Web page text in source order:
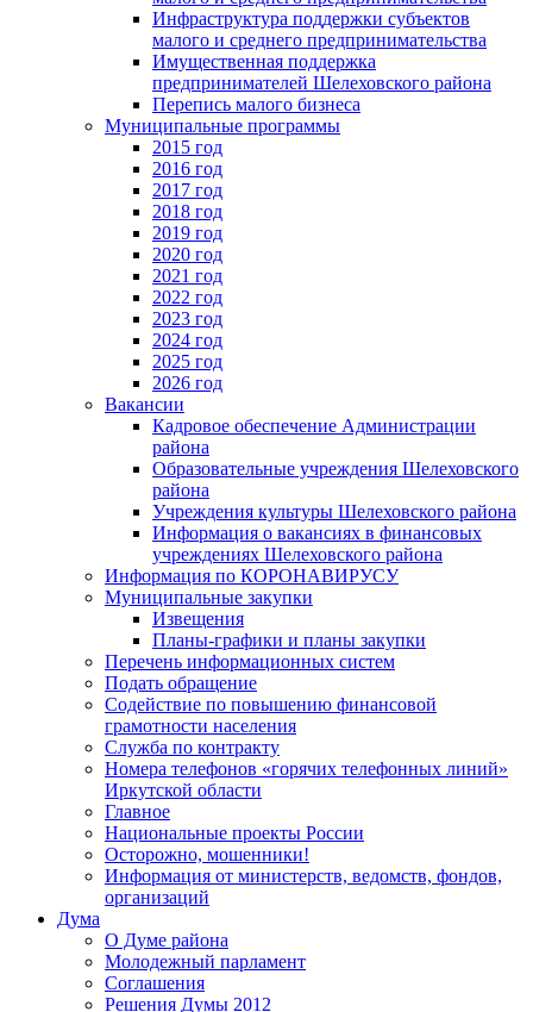
Инфраструктура поддержки субъектов
малого и среднего предпринимательства
Имущественная поддержка
предпринимателей Шелеховского района
Перепись малого бизнеса
Муниципальные программы
2015 год
2016 год
2017 год
2018 год
2019 год
2020 год
2021 год
2022 год
2023 год
2024 год
2025 год
2026 год
Вакансии
Кадровое обеспечение Администрации
района
Образовательные учреждения Шелеховского
района
Учреждения культуры Шелеховского района
Информация о вакансиях в финансовых
учреждениях Шелеховского района
Информация по КОРОНАВИРУСУ
Муниципальные закупки
Извещения
Планы-графики и планы закупки
Перечень информационных систем
Подать обращение
Содействие по повышению финансовой
грамотности населения
Служба по контракту
Номера телефонов «горячих телефонных линий»
Иркутской области
Главное
Национальные проекты России
Осторожно, мошенники!
Информация от министерств, ведомств, фондов,
организаций
Дума
О Думе района
Молодежный парламент
Соглашения
Решения Думы 2012